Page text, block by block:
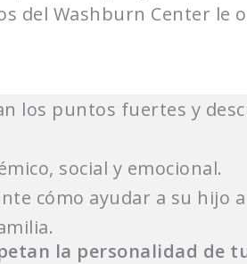
del Washburn Center le
los puntos fuertes y
social y emocional.
cómo ayudar a su hijo
la personalidad de